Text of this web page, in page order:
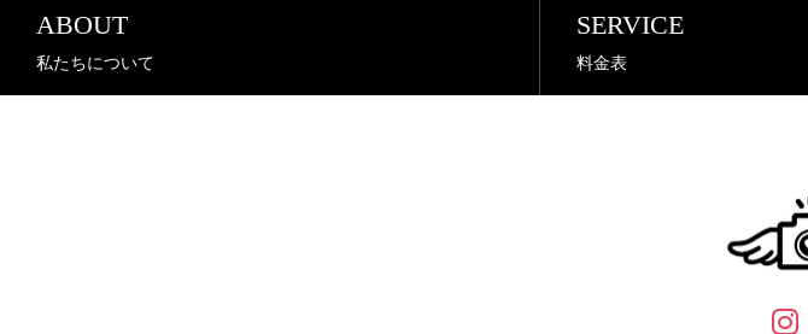
ABOUT
私たちについて
SERVICE
料金表